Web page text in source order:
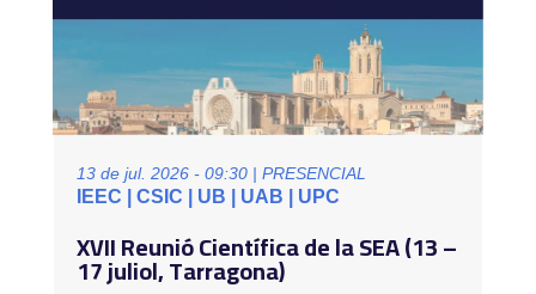
13 de jul. 2026 - 09:30 | PRESENCIAL
IEEC | CSIC | UB | UAB | UPC
XVII Reunió Científica de la SEA (13 –
17 juliol, Tarragona)